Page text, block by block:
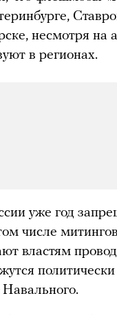
несмотря на
в регионах.
уже год
числе
властям